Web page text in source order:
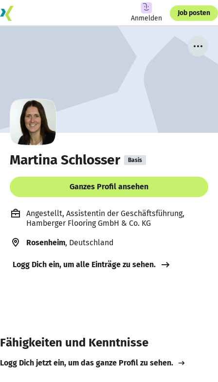
Anmelden
Job posten
Martina Schlosser Basis
Ganzes Profil ansehen
Angestellt, Assistentin der Geschäftsführung,
Hamberger Flooring GmbH & Co. KG
Rosenheim, Deutschland
Logg Dich ein, um alle Einträge zu sehen.
Fähigkeiten und Kenntnisse
Logg Dich jetzt ein, um das ganze Profil zu sehen.